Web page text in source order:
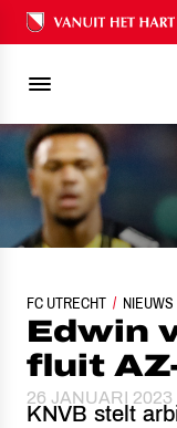
Ons nalatenschap
FC UTRECHT NIEUWS
Edwin
fluit
26 JANUARI 2023
KNVB stelt